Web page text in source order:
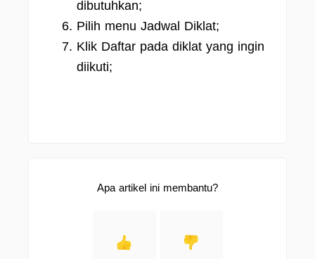
dibutuhkan;
Pilih menu Jadwal Diklat;
Klik Daftar pada diklat yang ingin
diikuti;
Apa artikel ini membantu?